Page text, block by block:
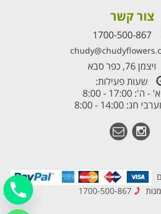
צור קשר
1700-500-867
ויצמן 76, כפר סבא
שעות פעילות:
א' - ה': 17:00 - 8:00
חג: 14:00 - 8:00